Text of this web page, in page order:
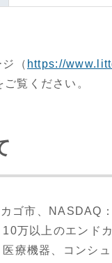
（ https://
ご覧ください。
ゴ市、NASDAQ
万以上のエンド
療機器、コンシ